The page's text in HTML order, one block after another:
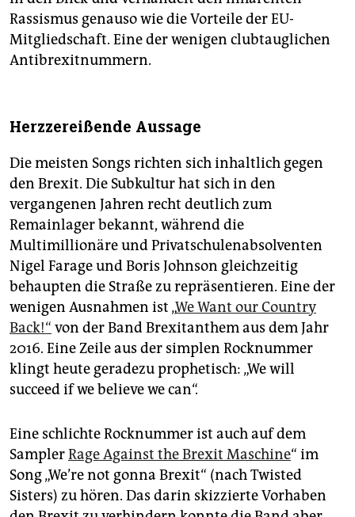
Rassismus genauso wie die Vorteile der EU-
Mitgliedschaft. Eine der wenigen clubtauglichen
Antibrexitnummern.
Herzzereißende Aussage
Die meisten Songs richten sich inhaltlich gegen
den Brexit. Die Subkultur hat sich in den
vergangenen Jahren recht deutlich zum
Remainlager bekannt, während die
Multimillionäre und Privatschulenabsolventen
Nigel Farage und Boris Johnson gleichzeitig
behaupten die Straße zu repräsentieren. Eine der
wenigen Ausnahmen ist „We Want our Country
Back!“ von der Band Brexitanthem aus dem Jahr
2016. Eine Zeile aus der simplen Rocknummer
klingt heute geradezu prophetisch: „We will
succeed if we believe we can“.
Eine schlichte Rocknummer ist auch auf dem
SamplerRage Against the Brexit Maschine“ im
Song „We’re not gonna Brexit“ (nach Twisted
Sisters) zu hören. Das darin skizzierte Vorhaben